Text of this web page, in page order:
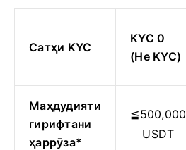
Сатҳи KYC
KYC 0
(Не KYC)
Маҳдудияти
гирифтани
ҳаррӯза*
≦500,000
USDT